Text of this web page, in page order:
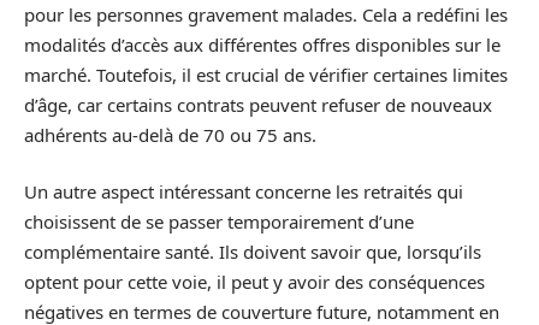
pour les personnes gravement malades. Cela a redéfini les
modalités d’accès aux différentes offres disponibles sur le
marché. Toutefois, il est crucial de vérifier certaines limites
d’âge, car certains contrats peuvent refuser de nouveaux
adhérents au-delà de 70 ou 75 ans.
Un autre aspect intéressant concerne les retraités qui
choisissent de se passer temporairement d’une
complémentaire santé. Ils doivent savoir que, lorsqu’ils
optent pour cette voie, il peut y avoir des conséquences
négatives en termes de couverture future, notamment en